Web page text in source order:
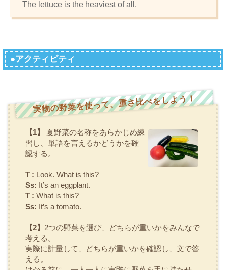
The lettuce is the heaviest of all.
●アクティビティ
実物の野菜を使って、重さ比べをしよう！
【1】
夏野菜の名称をあらかじめ練
習し、単語を言えるかどうかを確
認する。
T : Look. What is this?
Ss: It’s an eggplant.
T : What is this?
Ss: It’s a tomato.
【2】 2つの野菜を選び、どちらが重いかをみんなで
考える。
実際に計量して、どちらが重いかを確認し、文で答
える。